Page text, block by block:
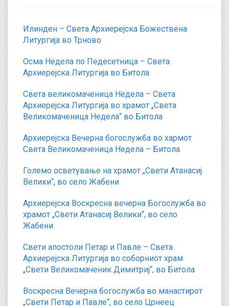
Илинден – Света Архиерејска Божествена
Литургија во Трново
Осма Недела по Педесетница – Света
Архиерејска Литургија во Битола
Света великомаченица Недела – Света
Архиерејска Литургија во храмот „Света
Великомаченица Недела“ во Битола
Архиерејска Вечерна богослужба во хармот
Света Великомаченица Недела – Битола
Големо осветување на храмот „Свети Атанасиј
Велики“, во село Жабени
Архиерејска Воскресна вечерна Богослужба во
храмот „Свети Атанасиј Велики“, во село
Жабени
Свети апостоли Петар и Павле – Света
Архиерејска Литургија во соборниот храм
„Свети Великомаченик Димитриј“, во Битола
Воскресна Вечерна богослужба во манастирот
„Свети Петар и Павле“, во село Црнеец